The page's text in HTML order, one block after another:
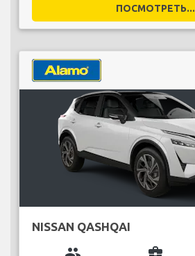
ПОСМОТРЕТЬ...
NISSAN QASHQAI
group business_center